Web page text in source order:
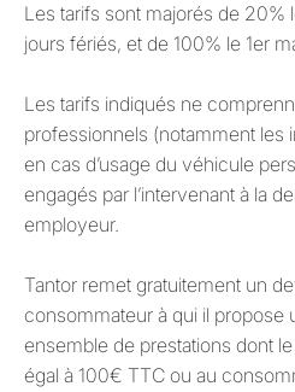
Les tarifs sont majorés de 20%
jours fériés, et de 100% le 1er
Les tarifs indiqués ne
professionnels (notamment les
en cas d’usage du véhicule
engagés par l’intervenant à la
employeur.
Tantor remet gratuitement un
consommateur à qui il propose
ensemble de prestations dont
égal à 100€ TTC ou au